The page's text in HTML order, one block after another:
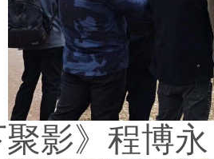
聚影》程博永